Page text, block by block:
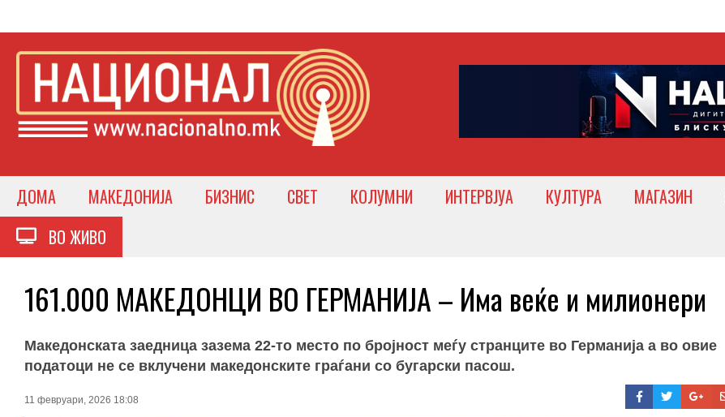
ДОМА МАКЕДОНИЈА БИЗНИС СВЕТ КОЛУМНИ ИНТЕРВЈУА КУЛТУРА МАГАЗИН
ВО ЖИВО
161.000 МАКЕДОНЦИ ВО ГЕРМАНИЈА – Има веќе и милионери
Македонската заедница зазема 22-то место по бројност меѓу странците во Германија а во овие
податоци не се вклучени македонските граѓани со бугарски пасош.
11 февруари, 2026 18:08